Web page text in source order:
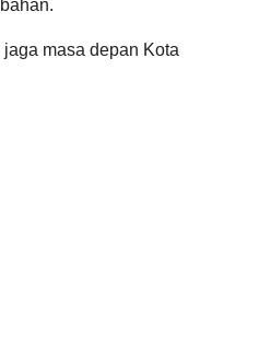
masa depan Kota